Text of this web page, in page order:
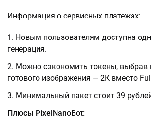
Информация о сервисных платежах:
Новым пользователям доступна
генерация.
Можно сэкономить токены, выбрав
готового изображения — 2К вместо
Минимальный пакет стоит 39
Плюсы PixelNanoBot: